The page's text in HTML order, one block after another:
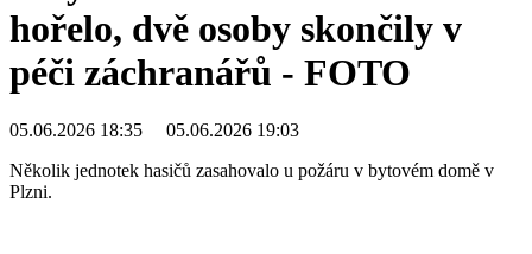
hořelo, dvě osoby skončily v
péči záchranářů - FOTO
05.06.2026 18:35 05.06.2026 19:03
Několik jednotek hasičů zasahovalo u požáru v bytovém domě v
Plzni.